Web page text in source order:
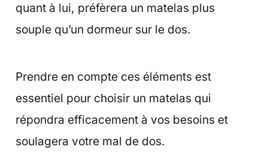
quant à lui, préfèrera un matelas plus
souple qu’un dormeur sur le dos.
Prendre en compte ces éléments est
essentiel pour choisir un matelas qui
répondra efficacement à vos besoins et
soulagera votre mal de dos.